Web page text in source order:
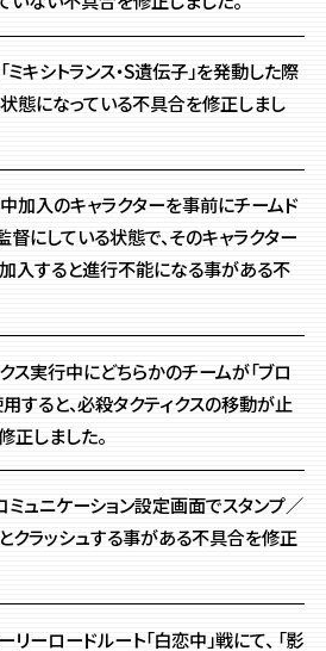
ミキシトランス・S遺伝子」を発動した際
態になっている不具合を修正しまし
加入のキャラクターを事前にチームド
にしている状態で、そのキャラクター
入すると進行不能になる事がある不
実行中にどちらかのチームが「ブロ
用すると、必殺タクティクスの移動が止
正しました。
ュニケーション設定画面でスタンプ／
クラッシュする事がある不具合を修正
ーロードルート「白恋中」戦にて、 「影